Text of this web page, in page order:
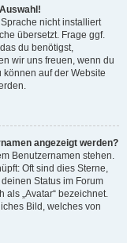
nicht installiert
übersetzt. Frage ggf.
du benötigst,
wir uns freuen, wenn du
auf der Website
angezeigt werden?
Benutzernamen stehen.
Oft sind dies Sterne,
Status im Forum
„Avatar“ bezeichnet.
Bild, welches von